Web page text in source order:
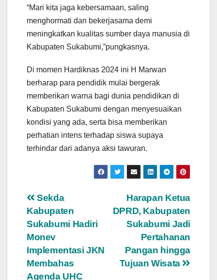
“Mari kita jaga kebersamaan, saling
menghormati dan bekerjasama demi
meningkatkan kualitas sumber daya manusia di
Kabupaten Sukabumi,”pungkasnya.
Di momen Hardiknas 2024 ini H Marwan
berharap para pendidik mulai bergerak
memberikan warna bagi dunia pendidikan di
Kabupaten Sukabumi dengan menyesuaikan
kondisi yang ada, serta bisa memberikan
perhatian intens terhadap siswa supaya
terhindar dari adanya aksi tawuran.
Navigasi
pos
Harapan Ketua
DPRD, Kabupaten
Sukabumi Jadi
Pertahanan
Pangan hingga
Tujuan Wisata
Sekda
Kabupaten
Sukabumi Hadiri
Monev
Implementasi JKN
Membahas
Agenda UHC